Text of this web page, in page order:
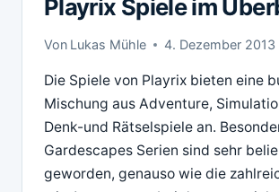
Playrix Spiele im
Von Lukas Mühle 4. Dezember 2013
Die Spiele von Playrix bieten eine
Mischung aus Adventure,
Denk-und Rätselspiele an.
Gardescapes Serien sind sehr
geworden, genauso wie die